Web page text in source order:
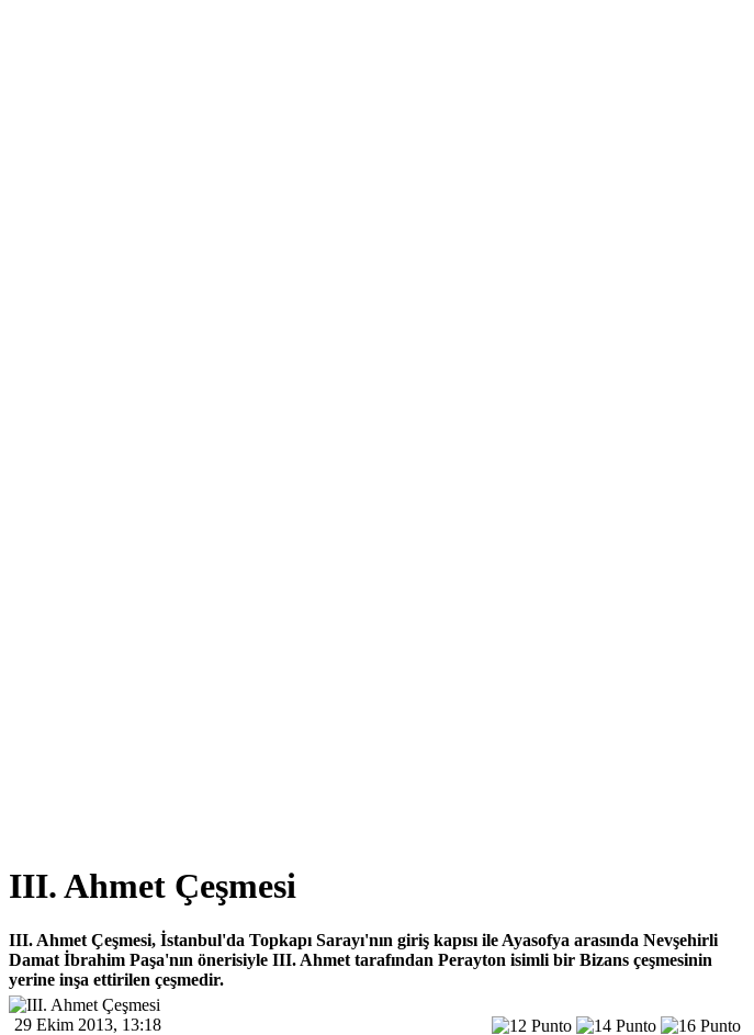
III. Ahmet Çeşmesi
III. Ahmet Çeşmesi, İstanbul'da Topkapı Sarayı'nın giriş kapısı ile Ayasofya arasında Nevşehirli
Damat İbrahim Paşa'nın önerisiyle III. Ahmet tarafından Perayton isimli bir Bizans çeşmesinin
yerine inşa ettirilen çeşmedir.
29 Ekim 2013, 13:18